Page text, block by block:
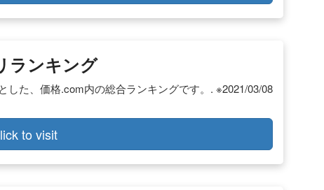
ランキング
た、価格.com内の総合ランキングです。. ※2021/03/08
to visit